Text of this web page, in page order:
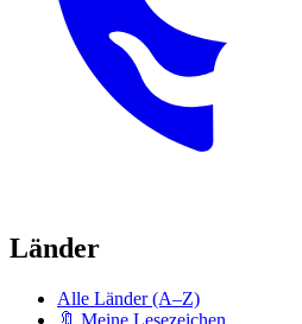
Länder
Alle Länder (A–Z)
🔖 Meine Lesezeichen